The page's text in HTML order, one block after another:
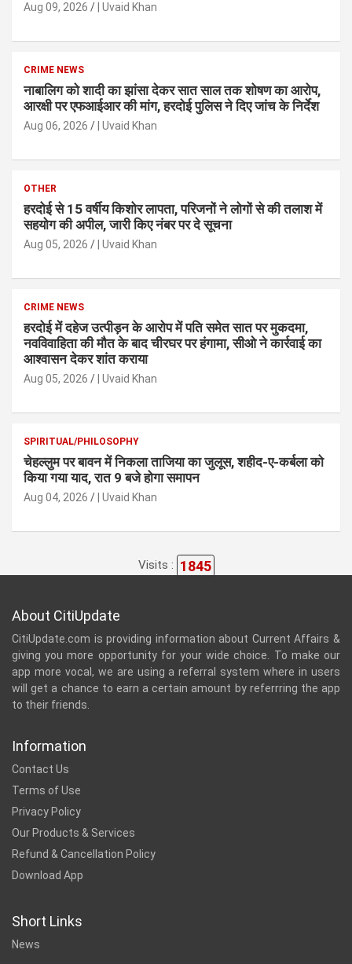
Aug 09, 2026 | Uvaid Khan
CRIME NEWS
नाबालिग को शादी का झांसा देकर सात साल तक शोषण का आरोप,
आरक्षी पर एफआईआर की मांग, हरदोई पुलिस ने दिए जांच के निर्देश
Aug 06, 2026 | Uvaid Khan
OTHER
हरदोई से 15 वर्षीय किशोर लापता, परिजनों ने लोगों से की तलाश में
सहयोग की अपील, जारी किए नंबर पर दे सूचना
Aug 05, 2026 | Uvaid Khan
CRIME NEWS
हरदोई में दहेज उत्पीड़न के आरोप में पति समेत सात पर मुकदमा,
नवविवाहिता की मौत के बाद चीरघर पर हंगामा, सीओ ने कार्रवाई का
आश्वासन देकर शांत कराया
Aug 05, 2026 | Uvaid Khan
SPIRITUAL/PHILOSOPHY
चेहल्लुम पर बावन में निकला ताजिया का जुलूस, शहीद-ए-कर्बला को
किया गया याद, रात 9 बजे होगा समापन
Aug 04, 2026 | Uvaid Khan
Visits : 1845
About CitiUpdate
CitiUpdate.com is providing information about Current Affairs &
giving you more opportunity for your wide choice. To make our
app more vocal, we are using a referral system where in users
will get a chance to earn a certain amount by referrring the app
to their friends.
Information
Contact Us
Terms of Use
Privacy Policy
Our Products & Services
Refund & Cancellation Policy
Download App
Short Links
News